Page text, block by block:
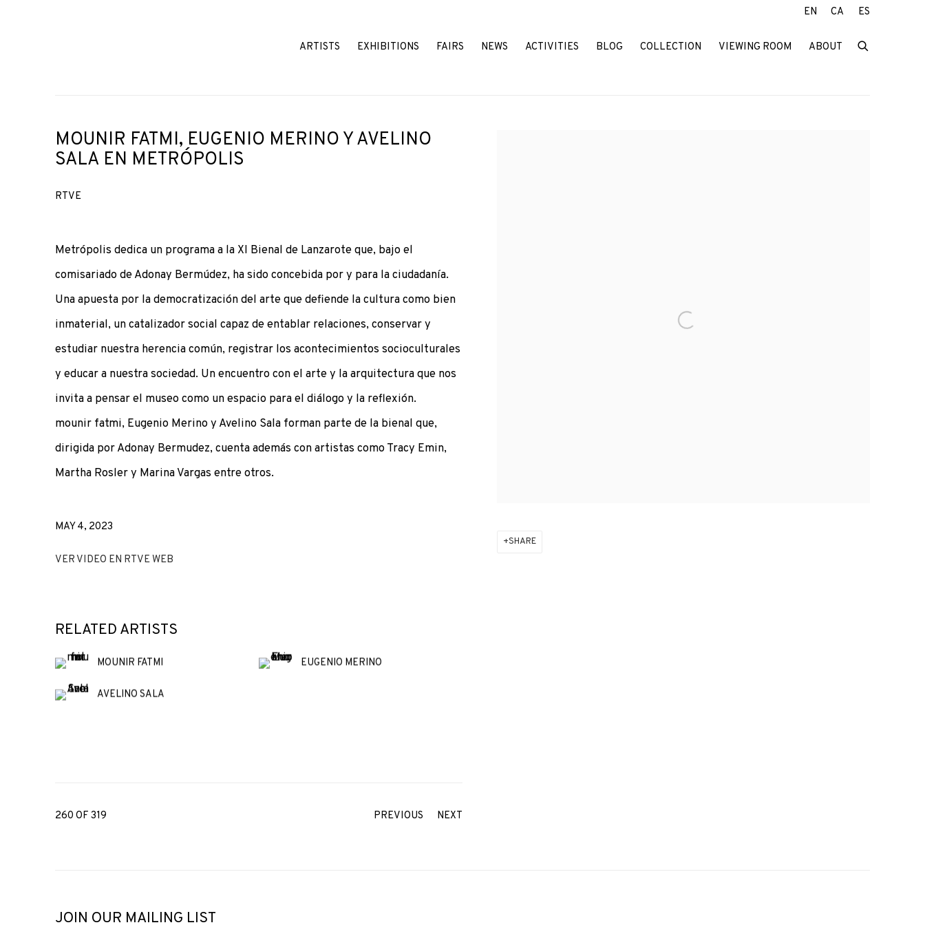
ARTISTS EXHIBITIONS FAIRS NEWS ACTIVITIES BLOG COLLECTION VIEWING ROOM ABOUT
EN CA ES
MOUNIR FATMI, EUGENIO MERINO Y AVELINO
SALA EN METRÓPOLIS
RTVE
SHARE
Metrópolis dedica un programa a la XI Bienal de Lanzarote que, bajo el
comisariado de Adonay Bermúdez, ha sido concebida por y para la ciudadanía.
Una apuesta por la democratización del arte que defiende la cultura como bien
inmaterial, un catalizador social capaz de entablar relaciones, conservar y
estudiar nuestra herencia común, registrar los acontecimientos socioculturales
y educar a nuestra sociedad. Un encuentro con el arte y la arquitectura que nos
invita a pensar el museo como un espacio para el diálogo y la reflexión.
mounir fatmi, Eugenio Merino y Avelino Sala forman parte de la bienal que,
dirigida por Adonay Bermudez, cuenta además con artistas como Tracy Emin,
Martha Rosler y Marina Vargas entre otros.
MAY 4, 2023
VER VIDEO EN RTVE WEB
RELATED ARTISTS
MOUNIR FATMI EUGENIO MERINO
AVELINO SALA
PREVIOUS NEXT
260 OF 319
JOIN OUR MAILING LIST